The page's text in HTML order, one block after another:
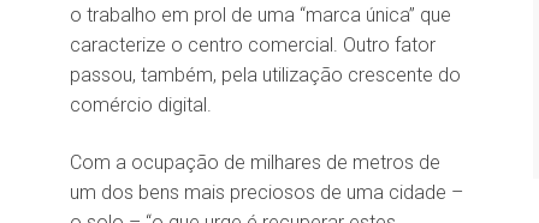
o trabalho em prol de uma “marca única” que
caracterize o centro comercial. Outro fator
passou, também, pela utilização crescente do
comércio digital.
Com a ocupação de milhares de metros de
um dos bens mais preciosos de uma cidade –